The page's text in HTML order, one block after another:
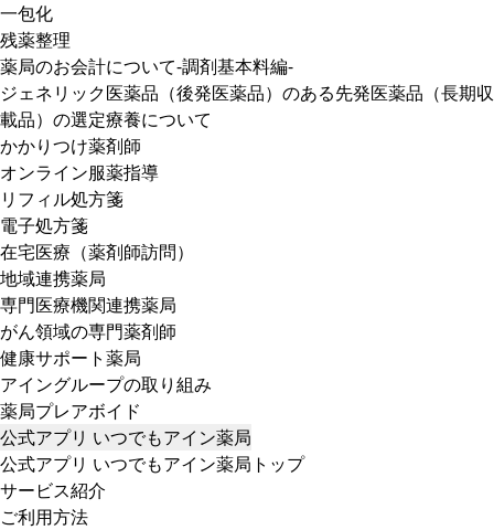
一包化
残薬整理
薬局のお会計について-調剤基本料編-
ジェネリック医薬品（後発医薬品）のある先発医薬品（長期収
載品）の選定療養について
かかりつけ薬剤師
オンライン服薬指導
リフィル処方箋
電子処方箋
在宅医療（薬剤師訪問）
地域連携薬局
専門医療機関連携薬局
がん領域の専門薬剤師
健康サポート薬局
アイングループの取り組み
薬局プレアボイド
公式アプリ いつでもアイン薬局
公式アプリ いつでもアイン薬局トップ
サービス紹介
ご利用方法